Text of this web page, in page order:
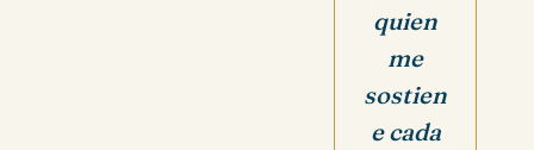
quien
me
sostien
e cada